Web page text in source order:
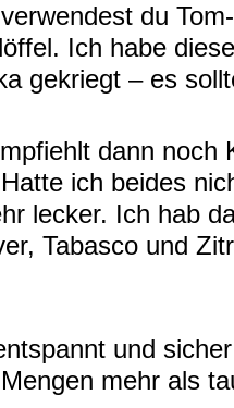
du
Ich habe
gekriegt – es
dann noch
ich beides
lecker. Ich hab
Tabasco und
und
mehr als